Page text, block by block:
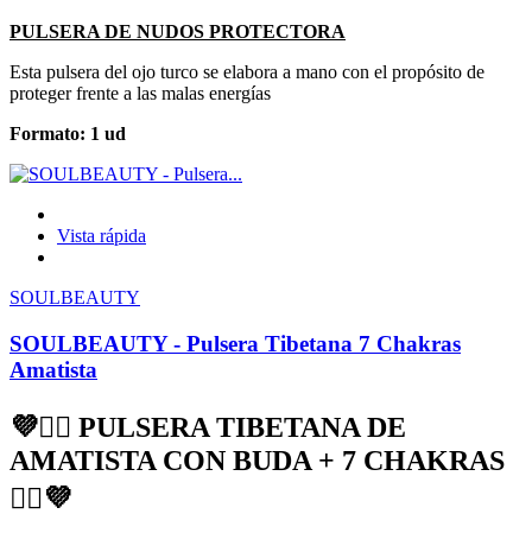
PULSERA DE NUDOS PROTECTORA
Esta pulsera del ojo turco se elabora a mano con el propósito de
proteger frente a las malas energías
Formato: 1 ud
Vista rápida
SOULBEAUTY
SOULBEAUTY - Pulsera Tibetana 7 Chakras
Amatista
💜🧘‍♀️ PULSERA TIBETANA DE
AMATISTA CON BUDA + 7 CHAKRAS
🧘‍♀️💜